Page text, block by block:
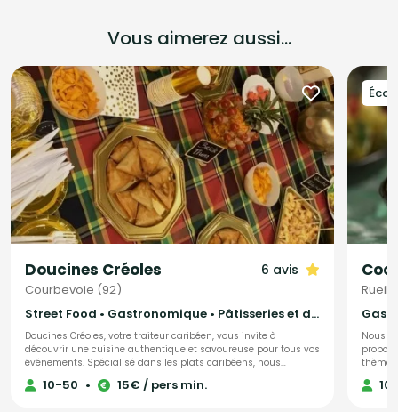
Vous aimerez aussi...
Doucines Créoles 6 avis
Courbevoie (92)
Street Food • Gastronomique • Pâtisseries et desserts
Doucines Créoles, votre traiteur caribéen, vous invite à
découvrir une cuisine authentique et savoureuse pour tous vos
événements. Spécialisé dans les plats caribéens, nous
élaborons des recettes uniques à partir d’ingrédients de
qualité, alliant savoir-faire et tradition. Offrez à vos convives
10-50 • 15€ / pers min.
Nous
thème. Personnalisation de votre événement unique. Notre chef
met